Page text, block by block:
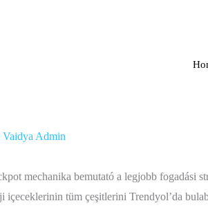
Vaidya Admin
mechanika bemutató a legjobb fogadási
içeceklerinin tüm çeşitlerini Trendyol’da